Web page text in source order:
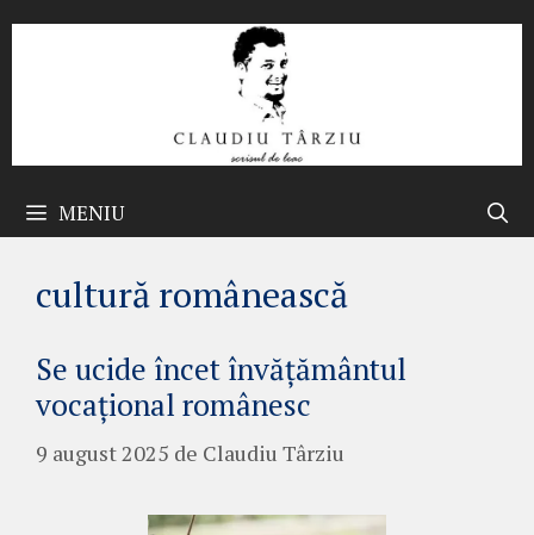
MENIU
cultură românească
Se ucide încet învățământul
vocațional românesc
9 august 2025 de Claudiu Târziu